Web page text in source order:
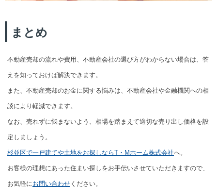
まとめ
不動産売却の流れや費用、不動産会社の選び方がわからない場合は、答
えを知っておけば解決できます。
また、不動産売却のお金に関する悩みは、不動産会社や金融機関への相
談により軽減できます。
なお、売れずに悩まないよう、相場を踏まえて適切な売り出し価格を設
定しましょう。
杉並区で一戸建てや土地をお探しならT・Mホーム株式会社へ。
お客様の理想にあった住まい探しをお手伝いさせていただきますので、
お気軽に お問い合わせ ください。